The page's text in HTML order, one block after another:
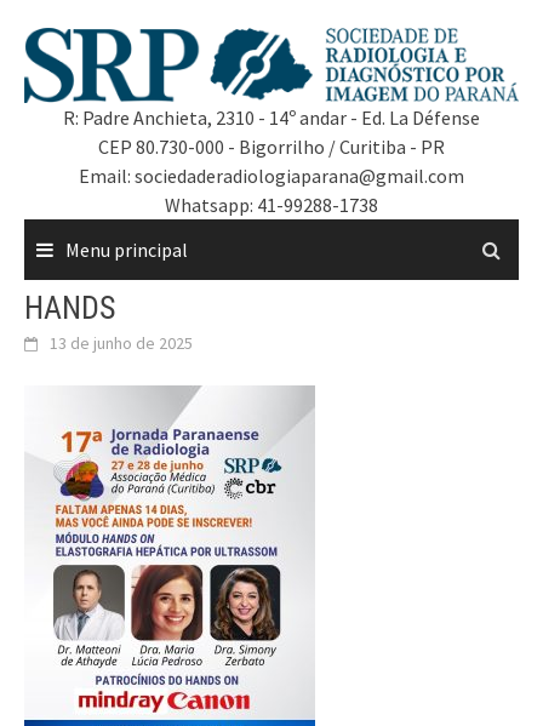
R: Padre Anchieta, 2310 - 14º andar - Ed. La Défense
CEP 80.730-000 - Bigorrilho / Curitiba - PR
Email: sociedaderadiologiaparana@gmail.com
Whatsapp: 41-99288-1738
Menu principal
HANDS
13 de junho de 2025